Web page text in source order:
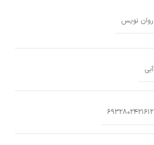
روان نویس
آبی
6932802421612